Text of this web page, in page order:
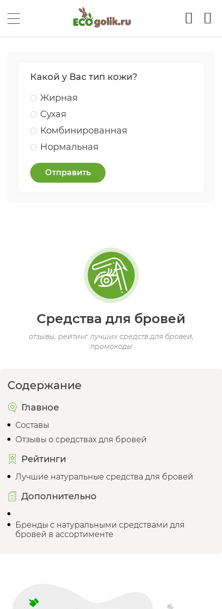
Какой у Вас тип кожи?
Жирная
Сухая
Комбинированная
Нормальная
Отправить
Средства для бровей
отзывы, рейтинг лучших средств для бровей,
промокоды
Содержание
Главное
Составы
Отзывы о средствах для бровей
Рейтинги
Лучшие натуральные средства для бровей
Дополнительно
Бренды с натуральными средствами для
бровей в ассортименте